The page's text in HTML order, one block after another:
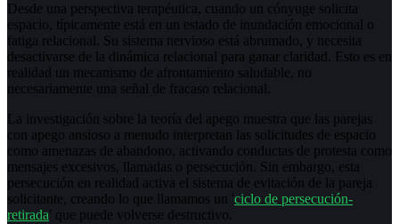
Desde una perspectiva terapéutica, cuando un cónyuge solicita
espacio, típicamente está en un estado de inundación emocional o
fatiga relacional. Su sistema nervioso está abrumado, y necesita
desactivarse de la dinámica relacional para ganar claridad. Esto es en
realidad un mecanismo de afrontamiento saludable, no
necesariamente una señal de fracaso relacional.
La investigación sobre la teoría del apego muestra que las parejas
con apego ansioso a menudo interpretan las solicitudes de espacio
como amenazas de abandono, activando conductas de protesta como
mensajes excesivos, llamadas o persecución. Sin embargo, esta
persecución en realidad activa el sistema de evitación de la pareja
solicitante, creando lo que llamamos un 'ciclo de persecución-
retirada' que puede volverse destructivo.